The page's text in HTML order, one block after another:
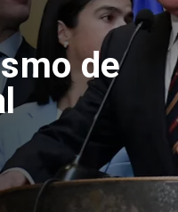
de